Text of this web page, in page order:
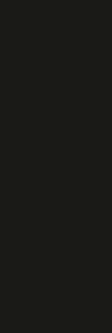
e decretou o
feira, na Vila
o
o Glorioso
partida,
tempo
pensar no
ao
Americana, o
contra o
Belo Horizonte.